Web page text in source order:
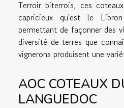
Terroir biterrois, ces
capricieux qu'est le
permettant de façonner des
diversité de terres que
vignerons produisent une
AOC COTEAUX
LANGUEDOC